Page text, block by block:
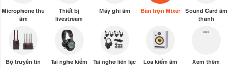
Microphone thu
âm
Thiết bị
livestream
Máy ghi âm Bàn trộn Mixer
Sound Card âm
thanh
Bộ truyền tín
Tai nghe kiểm
Tai nghe liên lạc
Loa kiểm âm Xem thêm